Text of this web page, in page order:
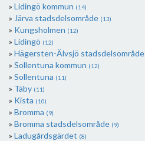
Lidingö kommun (14)
Järva stadsdelsområde (13)
Kungsholmen (12)
Lidingö (12)
Hägersten-Älvsjö stadsdelsområde
Sollentuna kommun (12)
Sollentuna (11)
Täby (11)
Kista (10)
Bromma (9)
Bromma stadsdelsområde (9)
Ladugårdsgärdet (8)